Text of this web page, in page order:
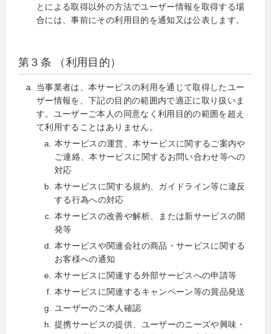
とによる取得以外の方法でユーザー情報を取得する場
合には、事前にその利用目的を通知又は公表します。
第３条 （利用目的）
当事業者は、本サービスの利用を通じて取得したユー
ザー情報を、下記の目的の範囲内で適正に取り扱いま
す。ユーザーご本人の同意なく利用目的の範囲を超え
て利用することはありません。
本サービスの運営、本サービスに関するご案内や
ご連絡、本サービスに関するお問い合わせ等への
対応
本サービスに関する規約、ガイドライン等に違反
する行為への対応
本サービスの改善や解析、または新サービスの開
発等
本サービスや関連会社の商品・サービスに関する
お客様への通知
本サービスに関連する外部サービスへの申請等
本サービスに関連するキャンペーン等の賞品発送
ユーザーのご本人確認
提携サービスの提供、ユーザーのニーズや興味・